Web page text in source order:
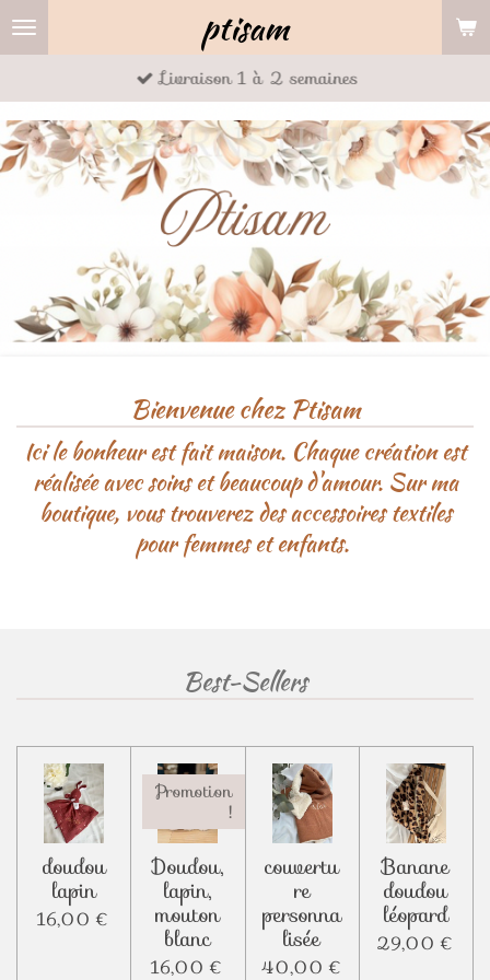
Passer
au
ptisam
Livraison 1 à 2 semaines
Bienvenue chez Ptisam
Ici le bonheur est fait maison. Chaque création est
réalisée avec soins et beaucoup d'amour. Sur ma
boutique, vous trouverez des accessoires textiles
pour femmes et enfants.
Best-Sellers
doudou
lapin
16,00 €
Promotion
!
Doudou,
lapin,
mouton
blanc
16,00 €
couvertu
re
personna
lisée
40,00 €
Banane
doudou
léopard
29,00 €